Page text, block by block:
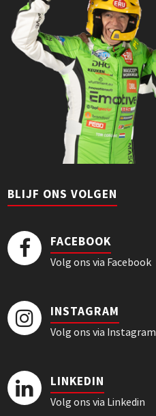
BLIJF ONS VOLGEN
FACEBOOK
Volg ons via Facebook
INSTAGRAM
Volg ons via Instagram
LINKEDIN
Volg ons via Linkedin